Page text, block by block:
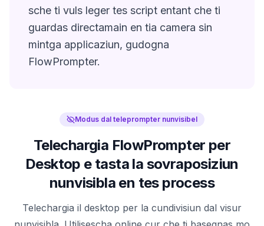
sche ti vuls leger tes script entant che ti
guardas directamain en tia camera sin
mintga applicaziun, gudogna
FlowPrompter.
Modus dal teleprompter nunvisibel
Telechargia FlowPrompter per
Desktop e tasta la sovraposiziun
nunvisibla en tes process
Telechargia il desktop per la cundivisiun dal visur